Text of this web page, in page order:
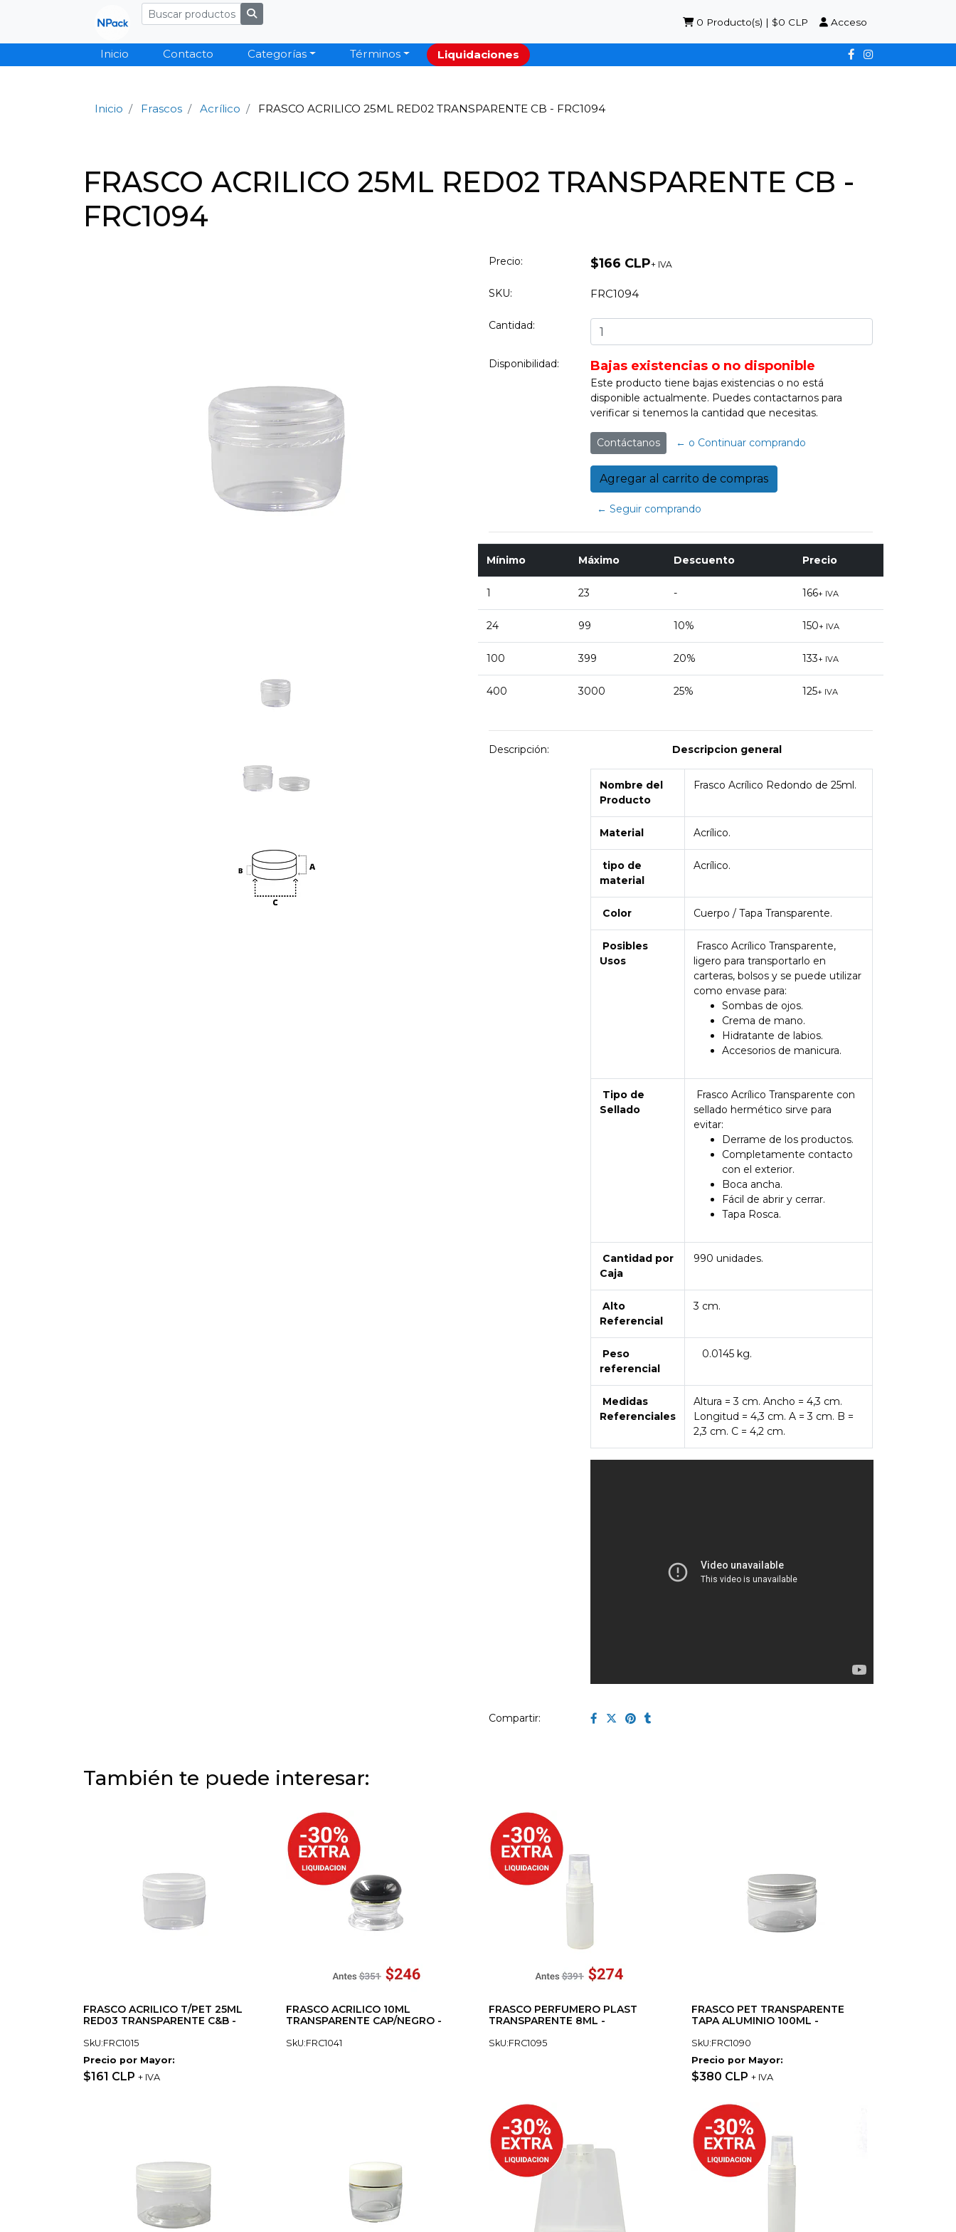
0 Producto(s) | $0 CLP Acceso
Inicio Contacto Categorías Términos Liquidaciones
Inicio Frascos Acrílico FRASCO ACRILICO 25ML RED02 TRANSPARENTE CB - FRC1094
FRASCO ACRILICO 25ML RED02 TRANSPARENTE CB -
FRC1094
Precio: $166 CLP+ IVA
SKU: FRC1094
Cantidad:
Disponibilidad: Bajas existencias o no disponible
Este producto tiene bajas existencias o no está
disponible actualmente. Puedes contactarnos para
verificar si tenemos la cantidad que necesitas.
Contáctanos ← o Continuar comprando
← Seguir comprando
Mínimo Máximo Descuento Precio
1 23 - 166+ IVA
24 99 10% 150+ IVA
100 399 20% 133+ IVA
400 3000 25% 125+ IVA
Descripción: Descripcion general
Nombre del
Producto
Frasco Acrílico Redondo de 25ml.
Material Acrílico.
tipo de
material
Acrílico.
Color Cuerpo / Tapa Transparente.
Posibles
Usos
Frasco Acrílico Transparente,
ligero para transportarlo en
carteras, bolsos y se puede utilizar
como envase para:
Sombas de ojos.
Crema de mano.
Hidratante de labios.
Accesorios de manicura.
Tipo de
Sellado
Frasco Acrílico Transparente con
sellado hermético sirve para
evitar:
Derrame de los productos.
Completamente contacto
con el exterior.
Boca ancha.
Fácil de abrir y cerrar.
Tapa Rosca.
Cantidad por
Caja
990 unidades.
Alto
Referencial
3 cm.
Peso
referencial
0.0145 kg.
Medidas
Referenciales
Altura = 3 cm. Ancho = 4,3 cm.
Longitud = 4,3 cm. A = 3 cm. B =
2,3 cm. C = 4,2 cm.
Compartir:
También te puede interesar:
FRASCO ACRILICO T/PET 25ML
RED03 TRANSPARENTE C&B -
SkU:FRC1015
Precio por Mayor:
$161 CLP + IVA
FRASCO ACRILICO 10ML
TRANSPARENTE CAP/NEGRO -
SkU:FRC1041
FRASCO PERFUMERO PLAST
TRANSPARENTE 8ML -
SkU:FRC1095
FRASCO PET TRANSPARENTE
TAPA ALUMINIO 100ML -
SkU:FRC1090
Precio por Mayor:
$380 CLP + IVA